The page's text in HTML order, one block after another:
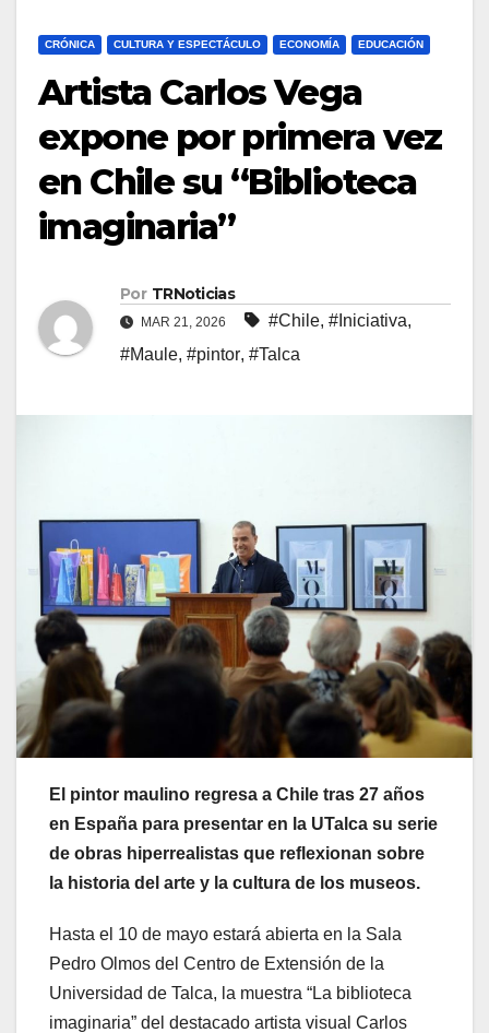
CRÓNICA CULTURA Y ESPECTÁCULO ECONOMÍA EDUCACIÓN
Artista Carlos Vega
expone por primera vez
en Chile su “Biblioteca
imaginaria”
Por TRNoticias
MAR 21, 2026 #Chile, #Iniciativa,
#Maule, #pintor, #Talca
El pintor maulino regresa a Chile tras 27 años
en España para presentar en la UTalca su serie
de obras hiperrealistas que reflexionan sobre
la historia del arte y la cultura de los museos.
Hasta el 10 de mayo estará abierta en la Sala
Pedro Olmos del Centro de Extensión de la
Universidad de Talca, la muestra “La biblioteca
imaginaria” del destacado artista visual Carlos